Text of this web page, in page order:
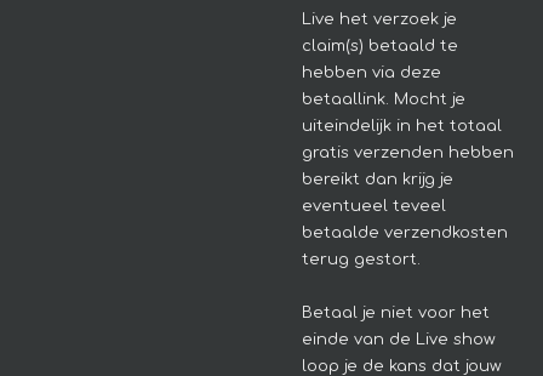
Live het verzoek je
claim(s) betaald te
hebben via deze
betaallink. Mocht je
uiteindelijk in het totaal
gratis verzenden hebben
bereikt dan krijg je
eventueel teveel
betaalde verzendkosten
terug gestort.
Betaal je niet voor het
einde van de Live show
loop je de kans dat jouw